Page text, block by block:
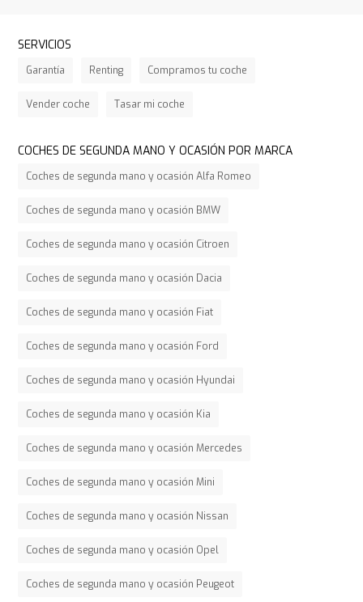
SERVICIOS
Garantía Renting Compramos tu coche
Vender coche Tasar mi coche
COCHES DE SEGUNDA MANO Y OCASIÓN POR MARCA
Coches de segunda mano y ocasión Alfa Romeo
Coches de segunda mano y ocasión BMW
Coches de segunda mano y ocasión Citroen
Coches de segunda mano y ocasión Dacia
Coches de segunda mano y ocasión Fiat
Coches de segunda mano y ocasión Ford
Coches de segunda mano y ocasión Hyundai
Coches de segunda mano y ocasión Kia
Coches de segunda mano y ocasión Mercedes
Coches de segunda mano y ocasión Mini
Coches de segunda mano y ocasión Nissan
Coches de segunda mano y ocasión Opel
Coches de segunda mano y ocasión Peugeot